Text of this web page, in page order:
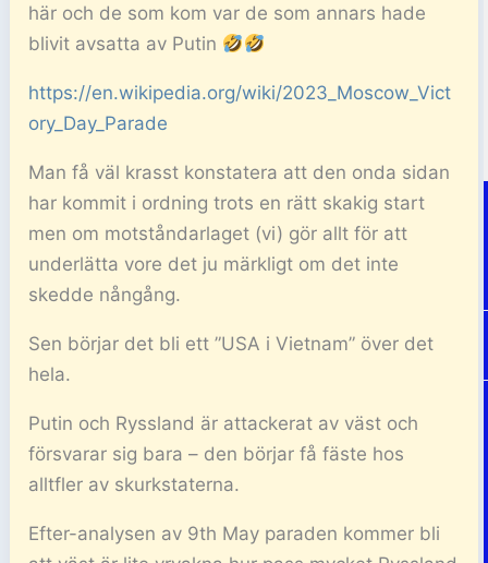
här och de som kom var de som annars hade
blivit avsatta av Putin
https://en.wikipedia.org/wiki/2023_Moscow_Vict
ory_Day_Parade
Man få väl krasst konstatera att den onda sidan
har kommit i ordning trots en rätt skakig start
men om motståndarlaget (vi) gör allt för att
underlätta vore det ju märkligt om det inte
skedde nångång.
Sen börjar det bli ett ”USA i Vietnam” över det
hela.
Putin och Ryssland är attackerat av väst och
försvarar sig bara – den börjar få fäste hos
alltfler av skurkstaterna.
Efter-analysen av 9th May paraden kommer bli